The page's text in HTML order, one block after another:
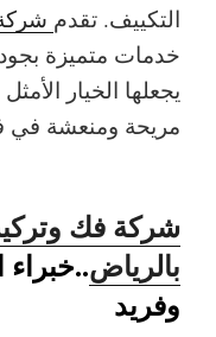
التكييف. تقدم
خدمات متميزة
يجعلها الخيار
مريحة ومنعشة
شركة فك
بالرياض
وفريد